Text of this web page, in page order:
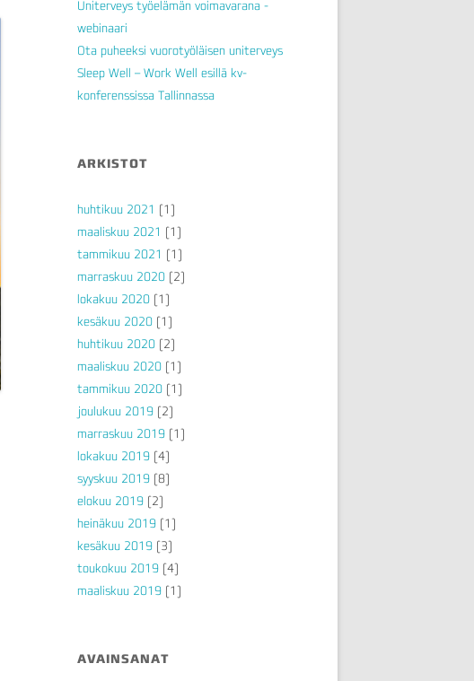
Uniterveys työelämän voimavarana -
webinaari
Ota puheeksi vuorotyöläisen uniterveys
Sleep Well – Work Well esillä kv-
konferenssissa Tallinnassa
ARKISTOT
huhtikuu 2021 (1)
maaliskuu 2021 (1)
tammikuu 2021 (1)
marraskuu 2020 (2)
lokakuu 2020 (1)
kesäkuu 2020 (1)
huhtikuu 2020 (2)
maaliskuu 2020 (1)
tammikuu 2020 (1)
joulukuu 2019 (2)
marraskuu 2019 (1)
lokakuu 2019 (4)
syyskuu 2019 (8)
elokuu 2019 (2)
heinäkuu 2019 (1)
kesäkuu 2019 (3)
toukokuu 2019 (4)
maaliskuu 2019 (1)
AVAINSANAT